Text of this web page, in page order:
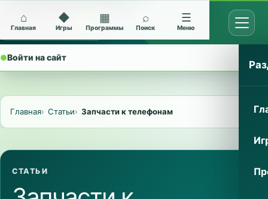
Архив Nokia 5228
●Войти на сайт
⌂
Главная
◆
Игры
▦
Программы
⌕
Поиск
☰
Меню
Главная Статьи Запчасти к телефонам
СТАТЬИ